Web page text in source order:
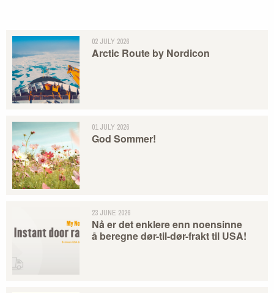
02 JULY 2026
Arctic Route by Nordicon
01 JULY 2026
God Sommer!
23 JUNE 2026
Nå er det enklere enn noensinne
å beregne dør-til-dør-frakt til USA!